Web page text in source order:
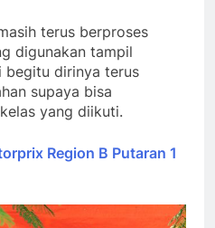
terus berproses
digunakan tampil
begitu dirinya terus
supaya bisa
yang diikuti.
Region B Putaran 1